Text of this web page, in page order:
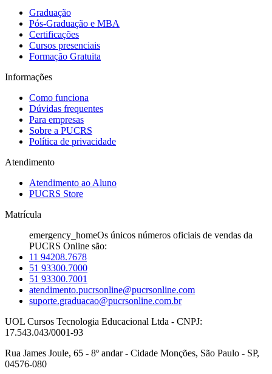
Graduação
Pós-Graduação e MBA
Certificações
Cursos presenciais
Formação Gratuita
Informações
Como funciona
Dúvidas frequentes
Para empresas
Sobre a PUCRS
Política de privacidade
Atendimento
Atendimento ao Aluno
PUCRS Store
Matrícula
emergency_homeOs únicos números oficiais de vendas da
PUCRS Online são:
11 94208.7678
51 93300.7000
51 93300.7001
atendimento.pucrsonline@pucrsonline.com
suporte.graduacao@pucrsonline.com.br
UOL Cursos Tecnologia Educacional Ltda - CNPJ:
17.543.043/0001-93
Rua James Joule, 65 - 8º andar - Cidade Monções, São Paulo - SP,
04576-080